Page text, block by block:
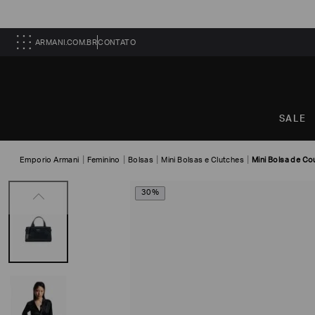
ARMANI.COM.BRCONTATO
SALE
Emporio Armani Feminino Bolsas Mini Bolsas e Clutches Mini Bolsa de
30%